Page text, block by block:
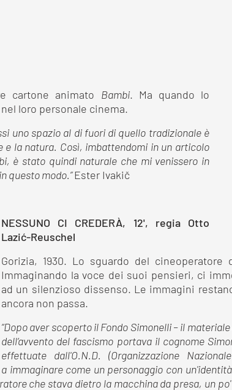
cartone animato Bambi. Ma quando lo
loro personale cinema.
uno spazio al di fuori di quello tradizionale è
e la natura. Così, imbattendomi in un articolo
è stato quindi naturale che mi venissero in
questo modo.”Ester Ivakič
NESSUNO CI CREDERÀ, 12', regia Otto
Lazić-Reuschel
Gorizia, 1930. Lo sguardo del
Immaginando la voce dei suoi pensieri, ci
ad un silenzioso dissenso. Le immagini
ancora non passa.
“Dopo aver scoperto il Fondo Simonelli – il
dell’avvento del fascismo portava il cognome
effettuate dall'O.N.D. (Organizzazione
come un personaggio con
che stava dietro la macchina da presa, un